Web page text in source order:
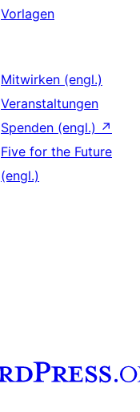
Vorlagen
Mitwirken (engl.)
Veranstaltungen
Spenden (engl.) ↗
Five for the Future
(engl.)